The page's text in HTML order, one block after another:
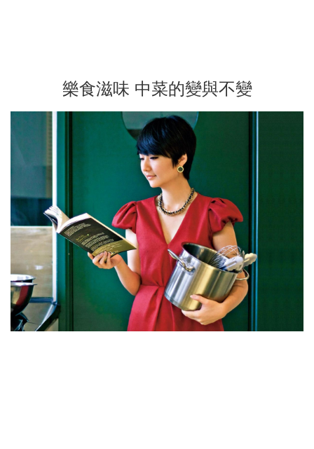
樂食滋味 中菜的變與不變